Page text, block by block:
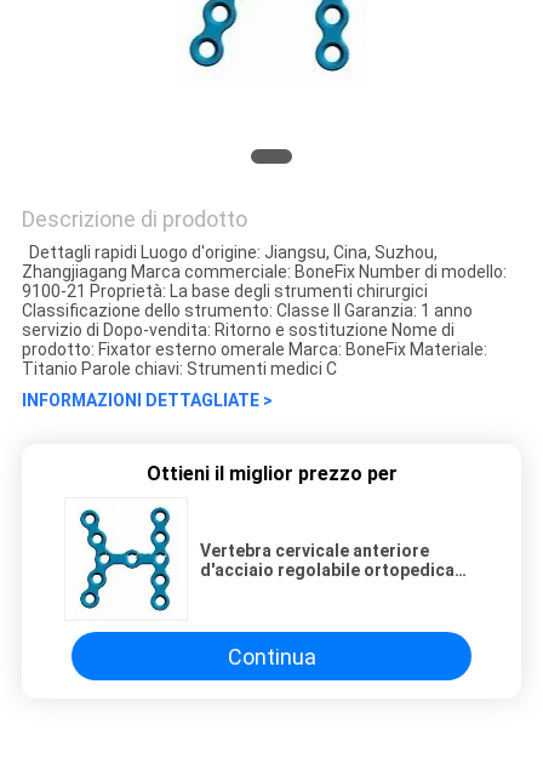
Descrizione di prodotto
Dettagli rapidi Luogo d'origine: Jiangsu, Cina, Suzhou,
Zhangjiagang Marca commerciale: BoneFix Number di modello:
9100-21 Proprietà: La base degli strumenti chirurgici
Classificazione dello strumento: Classe II Garanzia: 1 anno
servizio di Dopo-vendita: Ritorno e sostituzione Nome di
prodotto: Fixator esterno omerale Marca: BoneFix Materiale:
Titanio Parole chiavi: Strumenti medici C
INFORMAZIONI DETTAGLIATE >
Ottieni il miglior prezzo per
Vertebra cervicale anteriore
d'acciaio regolabile ortopedica
Continua